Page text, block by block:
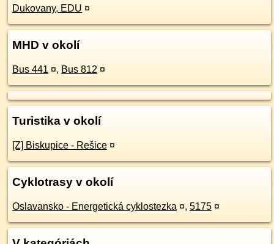
Dukovany, EDU ¤
MHD v okolí
Bus 441 ¤, Bus 812 ¤
Turistika v okolí
[Z] Biskupice - Rešice ¤
Cyklotrasy v okolí
Oslavansko - Energetická cyklostezka ¤, 5175 ¤